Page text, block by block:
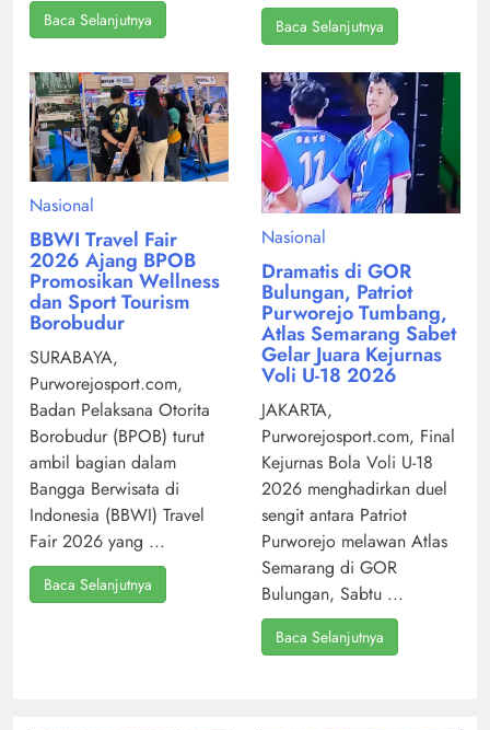
Baca Selanjutnya Baca Selanjutnya
Nasional
BBWI Travel Fair
2026 Ajang BPOB
Promosikan Wellness
dan Sport Tourism
Borobudur
SURABAYA,
Purworejosport.com,
Badan Pelaksana Otorita
Borobudur (BPOB) turut
ambil bagian dalam
Bangga Berwisata di
Indonesia (BBWI) Travel
Fair 2026 yang ...
Baca Selanjutnya
Nasional
Dramatis di GOR
Bulungan, Patriot
Purworejo Tumbang,
Atlas Semarang Sabet
Gelar Juara Kejurnas
Voli U-18 2026
JAKARTA,
Purworejosport.com, Final
Kejurnas Bola Voli U-18
2026 menghadirkan duel
sengit antara Patriot
Purworejo melawan Atlas
Semarang di GOR
Bulungan, Sabtu ...
Baca Selanjutnya